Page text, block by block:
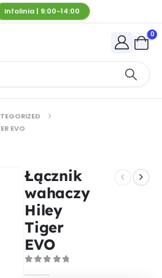
Infolinia | 9:00-14:00
0
EVO
Łącznik
wahaczy
Hiley
Tiger
EVO